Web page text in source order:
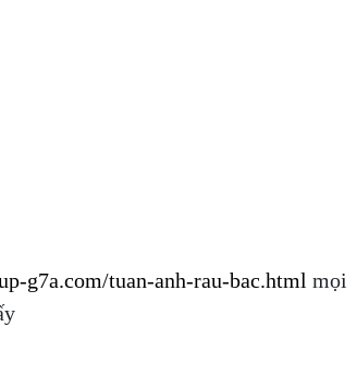
g7a.com/tuan-anh-rau-bac.html mọi